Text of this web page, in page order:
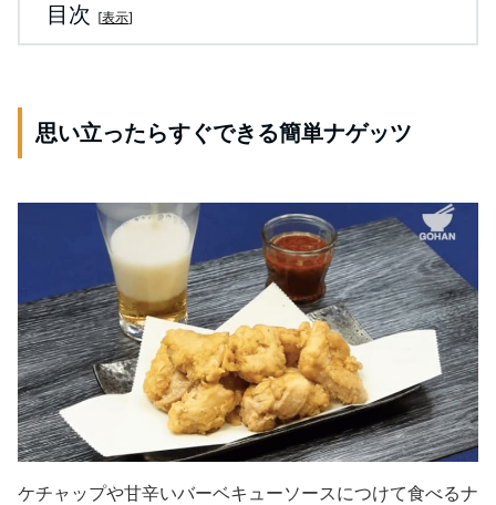
目次 [表示]
思い立ったらすぐできる簡単ナゲッツ
ケチャップや甘辛いバーベキューソースにつけて食べるナ